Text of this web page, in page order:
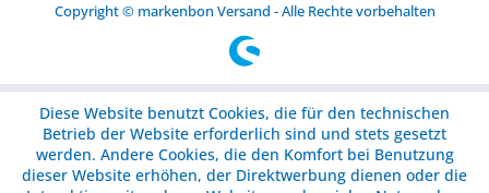
Copyright © markenbon Versand - Alle Rechte vorbehalten
Diese Website benutzt Cookies, die für den technischen
Betrieb der Website erforderlich sind und stets gesetzt
werden. Andere Cookies, die den Komfort bei Benutzung
dieser Website erhöhen, der Direktwerbung dienen oder die